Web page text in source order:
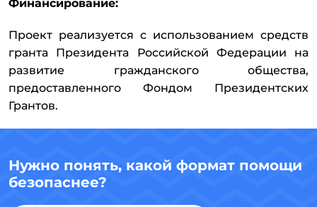
Финансирование:
Проект реализуется с использованием средств
гранта Президента Российской Федерации на
развитие гражданского общества,
предоставленного Фондом Президентских
Грантов.
Нужно понять, какой формат помощи
безопаснее?